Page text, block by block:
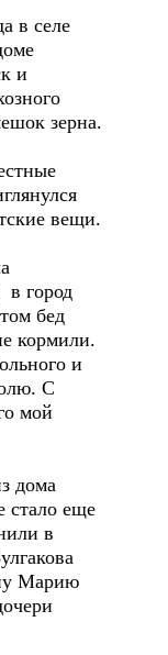
в селе
и
зерна.
вещи.
в город
бед
кормили.
и
С
мой
дома
стало еще
в
Марию